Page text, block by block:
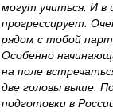
могут учиться. И в
прогрессирует.
рядом с тобой
Особенно
на поле
две головы выше.
подготовки в